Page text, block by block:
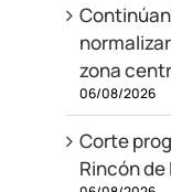
zona
06/08/2026
Corte
Rincón